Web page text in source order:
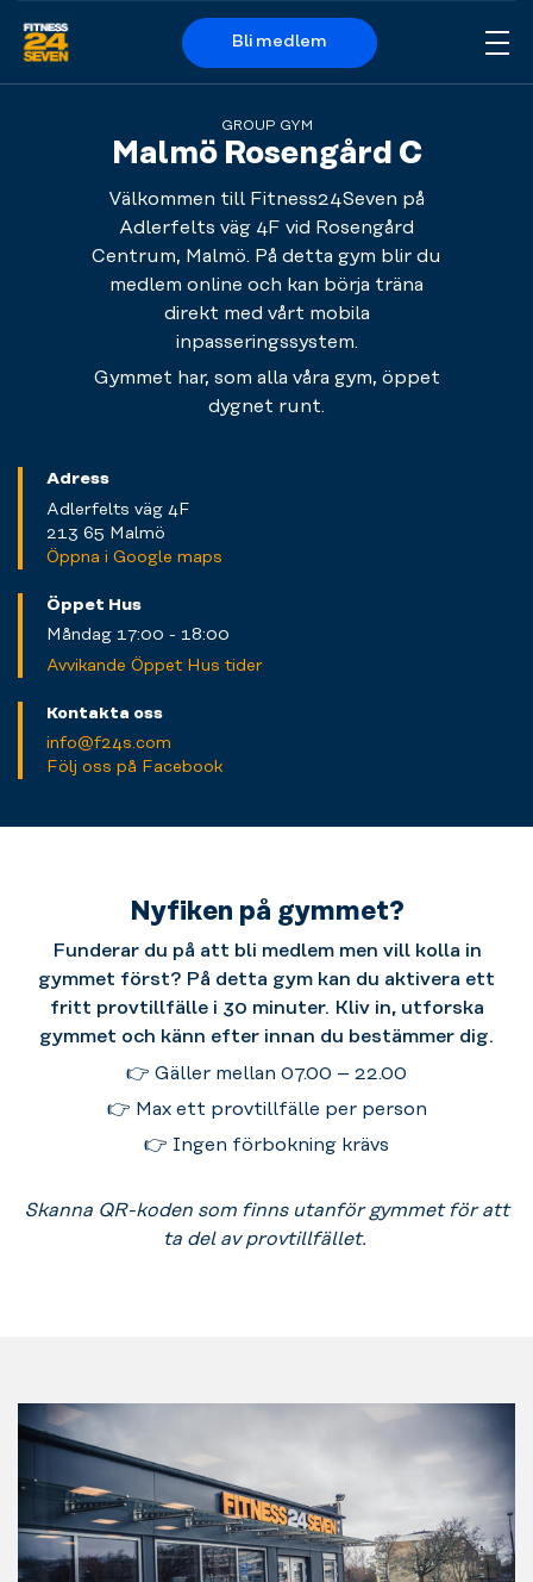
Logo
Bli medlem
GROUP GYM
Malmö Rosengård C
Välkommen till Fitness24Seven på
Adlerfelts väg 4F vid Rosengård
Centrum, Malmö. På detta gym blir du
medlem online och kan börja träna
direkt med vårt mobila
inpasseringssystem.
Gymmet har, som alla våra gym, öppet
dygnet runt.
Adress
Adlerfelts väg 4F
213 65 Malmö
Öppna i Google maps
Öppet Hus
Måndag 17:00 - 18:00
Avvikande Öppet Hus tider
Kontakta oss
info@f24s.com
Följ oss på Facebook
Nyfiken på gymmet?
Funderar du på att bli medlem men vill kolla in
gymmet först? På detta gym kan du aktivera ett
fritt provtillfälle i 30 minuter. Kliv in, utforska
gymmet och känn efter innan du bestämmer dig.
👉 Gäller mellan 07.00 – 22.00
👉 Max ett provtillfälle per person
👉 Ingen förbokning krävs
Skanna QR-koden som finns utanför gymmet för att
ta del av provtillfället.